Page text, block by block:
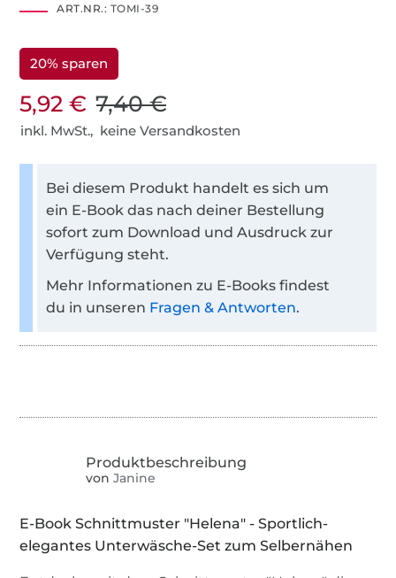
ART.NR.: TOMI-39
20% sparen
5,92 € 7,40 €
inkl. MwSt., keine Versandkosten
Bei diesem Produkt handelt es sich um
ein E-Book das nach deiner Bestellung
sofort zum Download und Ausdruck zur
Verfügung steht.
Mehr Informationen zu E-Books findest
du in unseren Fragen & Antworten.
von Janine
E-Book Schnittmuster "Helena" - Sportlich-
elegantes Unterwäsche-Set zum Selbernähen